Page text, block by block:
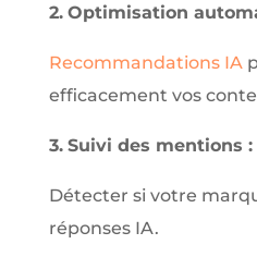
2. Optimisation
Recommandations IA
efficacement vos
3. Suivi des mentions :
Détecter si votre
réponses IA.